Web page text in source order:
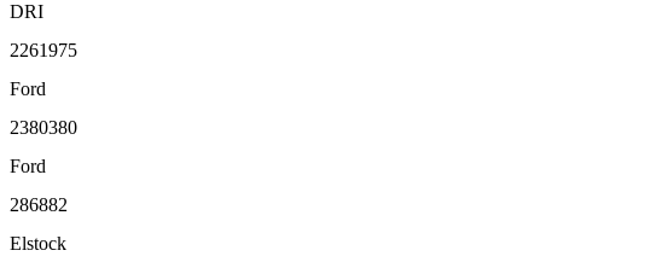
DRI
2261975
Ford
2380380
Ford
286882
Elstock